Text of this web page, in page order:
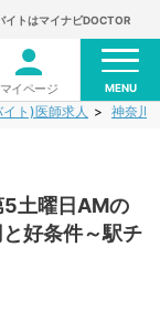
イトはマイナビDOCTOR
マイページ MENU
ト)医師求人 神奈川
5土曜日AMの
好条件～駅チ